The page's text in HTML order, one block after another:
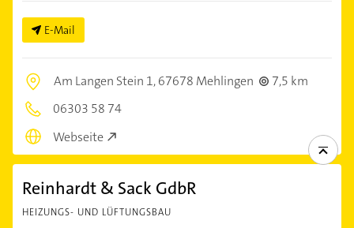
E-Mail
Am Langen Stein 1,67678 Mehlingen
7,5 km
06303 58 74
Webseite
Reinhardt & Sack GdbR
HEIZUNGS- UND LÜFTUNGSBAU